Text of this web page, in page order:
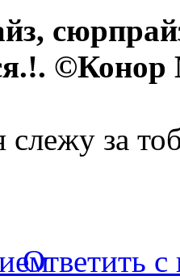
слежу за
Ответить с